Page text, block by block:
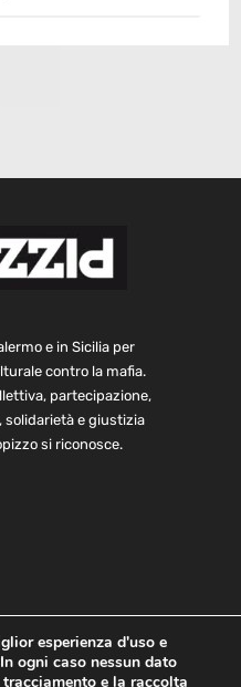
e in Sicilia per
contro la mafia.
partecipazione,
solidarietà e giustizia
si riconosce.
Contatti
esperienza d'uso e
ogni caso nessun dato
e la raccolta